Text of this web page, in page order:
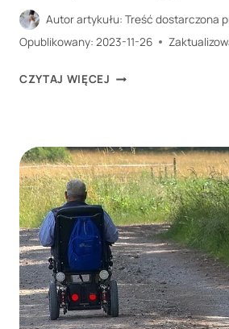
Autor artykułu: Treść dostarczona
Opublikowany: 2023-11-26
CZYTAJ WIĘCEJ CO
ŚWIĘTA,
ABY
BYŁ
TO
NIEZAPOMNIANY
PREZENT?